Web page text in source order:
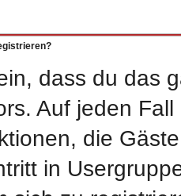
dass du das
Auf jeden
die
in